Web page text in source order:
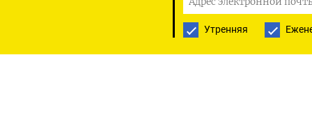
Утренняя
примерно на 3